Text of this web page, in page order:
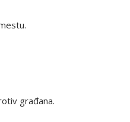
građana.